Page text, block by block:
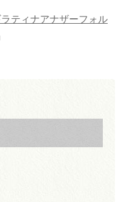
ティナアナザーフォル